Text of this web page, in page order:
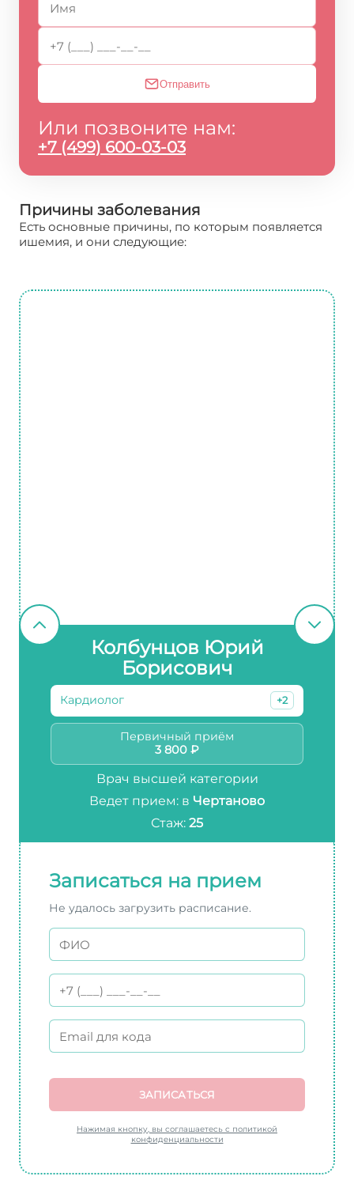
Отправить
Или позвоните нам:
+7 (499) 600-03-03
Причины заболевания
Есть основные причины, по которым появляется
ишемия, и они следующие:
Колбунцов Юрий
Борисович
Кардиолог +2
Первичный приём
3 800 ₽
Врач высшей категории
Ведет прием: в Чертаново
Стаж: 25
Записаться на прием
Не удалось загрузить расписание.
ЗАПИСАТЬСЯ
Нажимая кнопку, вы соглашаетесь с политикой
конфиденциальности